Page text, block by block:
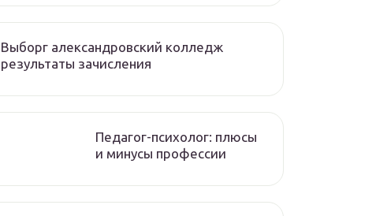
Выборг александровский колледж
результаты зачисления
Педагог-психолог: плюсы
и минусы профессии